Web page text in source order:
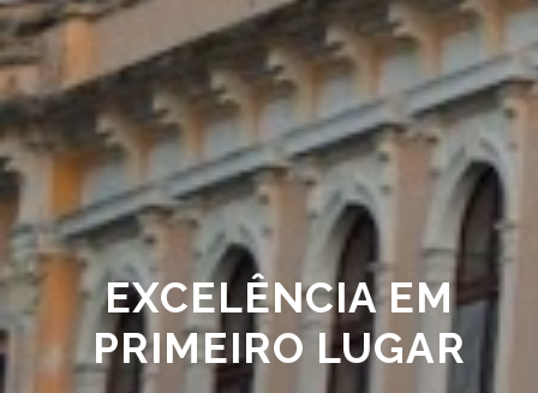
EXCELÊNCIA EM
PRIMEIRO LUGAR